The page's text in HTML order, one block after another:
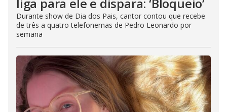
Durante show de Dia dos Pais, cantor contou que recebe
de três a quatro telefonemas de Pedro Leonardo por
semana